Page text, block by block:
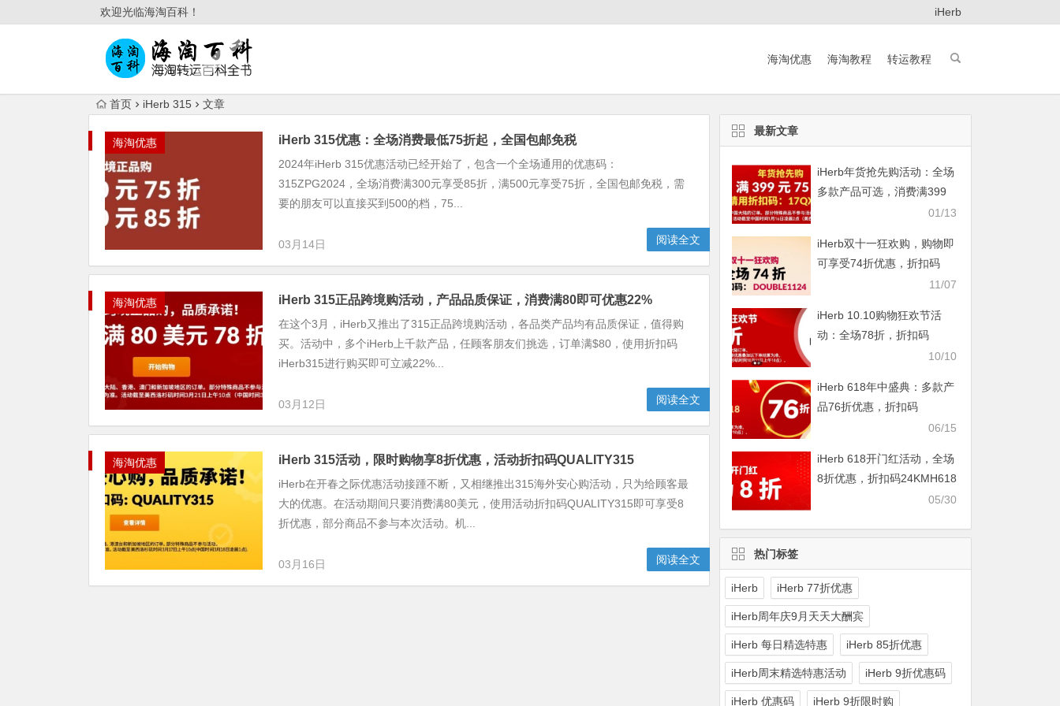
欢迎光临海淘百科！ iHerb
海淘优惠 海淘教程 转运教程
首页 iHerb 315 文章
海淘优惠 iHerb 315优惠：全场消费最低75折起，全国包邮免税
2024年iHerb 315优惠活动已经开始了，包含一个全场通用的优惠码：
315ZPG2024，全场消费满300元享受85折，满500元享受75折，全国包邮免税，需
要的朋友可以直接买到500的档，75...
03月14日 阅读全文
海淘优惠 iHerb 315正品跨境购活动，产品品质保证，消费满80即可优惠22%
在这个3月，iHerb又推出了315正品跨境购活动，各品类产品均有品质保证，值得购
买。活动中，多个iHerb上千款产品，任顾客朋友们挑选，订单满$80，使用折扣码
iHerb315进行购买即可立减22%...
03月12日 阅读全文
海淘优惠 iHerb 315活动，限时购物享8折优惠，活动折扣码QUALITY315
iHerb在开春之际优惠活动接踵不断，又相继推出315海外安心购活动，只为给顾客最
大的优惠。在活动期间只要消费满80美元，使用活动折扣码QUALITY315即可享受8
折优惠，部分商品不参与本次活动。机...
03月16日 阅读全文
最新文章
iHerb年货抢先购活动：全场
多款产品可选，消费满399
01/13
iHerb双十一狂欢购，购物即
可享受74折优惠，折扣码
11/07
iHerb 10.10购物狂欢节活
动：全场78折，折扣码
10/10
iHerb 618年中盛典：多款产
品76折优惠，折扣码
06/15
iHerb 618开门红活动，全场
8折优惠，折扣码24KMH618
05/30
热门标签
iHerb iHerb 77折优惠
iHerb周年庆9月天天大酬宾
iHerb 每日精选特惠 iHerb 85折优惠
iHerb周末精选特惠活动 iHerb 9折优惠码
iHerb 优惠码 iHerb 9折限时购